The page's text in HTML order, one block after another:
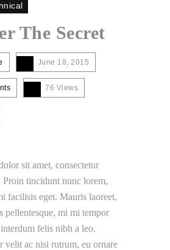
The Secret
June 18, 2015
76 Views
sit amet, consectetur
Proin tincidunt nunc lorem,
facilisis eget. Mauris laoreet,
pellentesque, mi mi tempor
felis nibh a leo.
velit ac nisi rutrum, eu ornare